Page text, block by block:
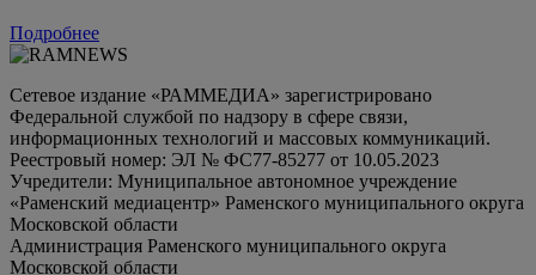
Подробнее
Сетевое издание «РАММЕДИА» зарегистрировано
Федеральной службой по надзору в сфере связи,
информационных технологий и массовых коммуникаций.
Реестровый номер: ЭЛ № ФС77-85277 от 10.05.2023
Учредители: Муниципальное автономное учреждение
«Раменский медиацентр» Раменского муниципального округа
Московской области
Администрация Раменского муниципального округа
Московской области